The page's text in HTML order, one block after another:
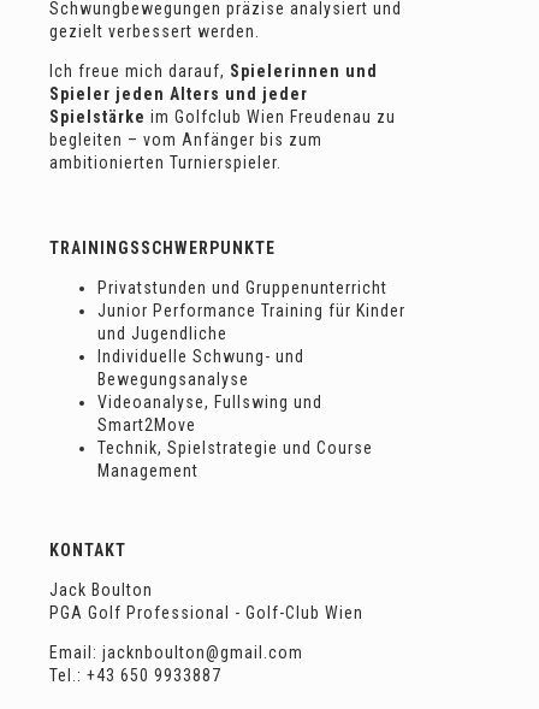
Schwungbewegungen präzise analysiert und
gezielt verbessert werden.
Ich freue mich darauf, Spielerinnen und
Spieler jeden Alters und jeder
Spielstärke im Golfclub Wien Freudenau zu
begleiten – vom Anfänger bis zum
ambitionierten Turnierspieler.
TRAININGSSCHWERPUNKTE
Privatstunden und Gruppenunterricht
Junior Performance Training für Kinder
und Jugendliche
Individuelle Schwung- und
Bewegungsanalyse
Videoanalyse, Fullswing und
Smart2Move
Technik, Spielstrategie und Course
Management
KONTAKT
Jack Boulton
PGA Golf Professional - Golf-Club Wien
Email: jacknboulton@gmail.com
Tel.: +43 650 9933887